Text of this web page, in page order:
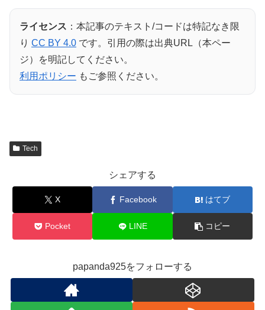
ライセンス ：本記事のテキスト/コードは特記なき限
り CC BY 4.0 です。引用の際は出典URL（本ペー
ジ）を明記してください。
利用ポリシー もご参照ください。
Tech
シェアする
X Facebook はてブ
Pocket LINE コピー
papanda925をフォローする